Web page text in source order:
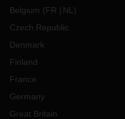
Belgium (FR NL )
Czech Republic
Denmark
Finland
France
Germany
Great Britain